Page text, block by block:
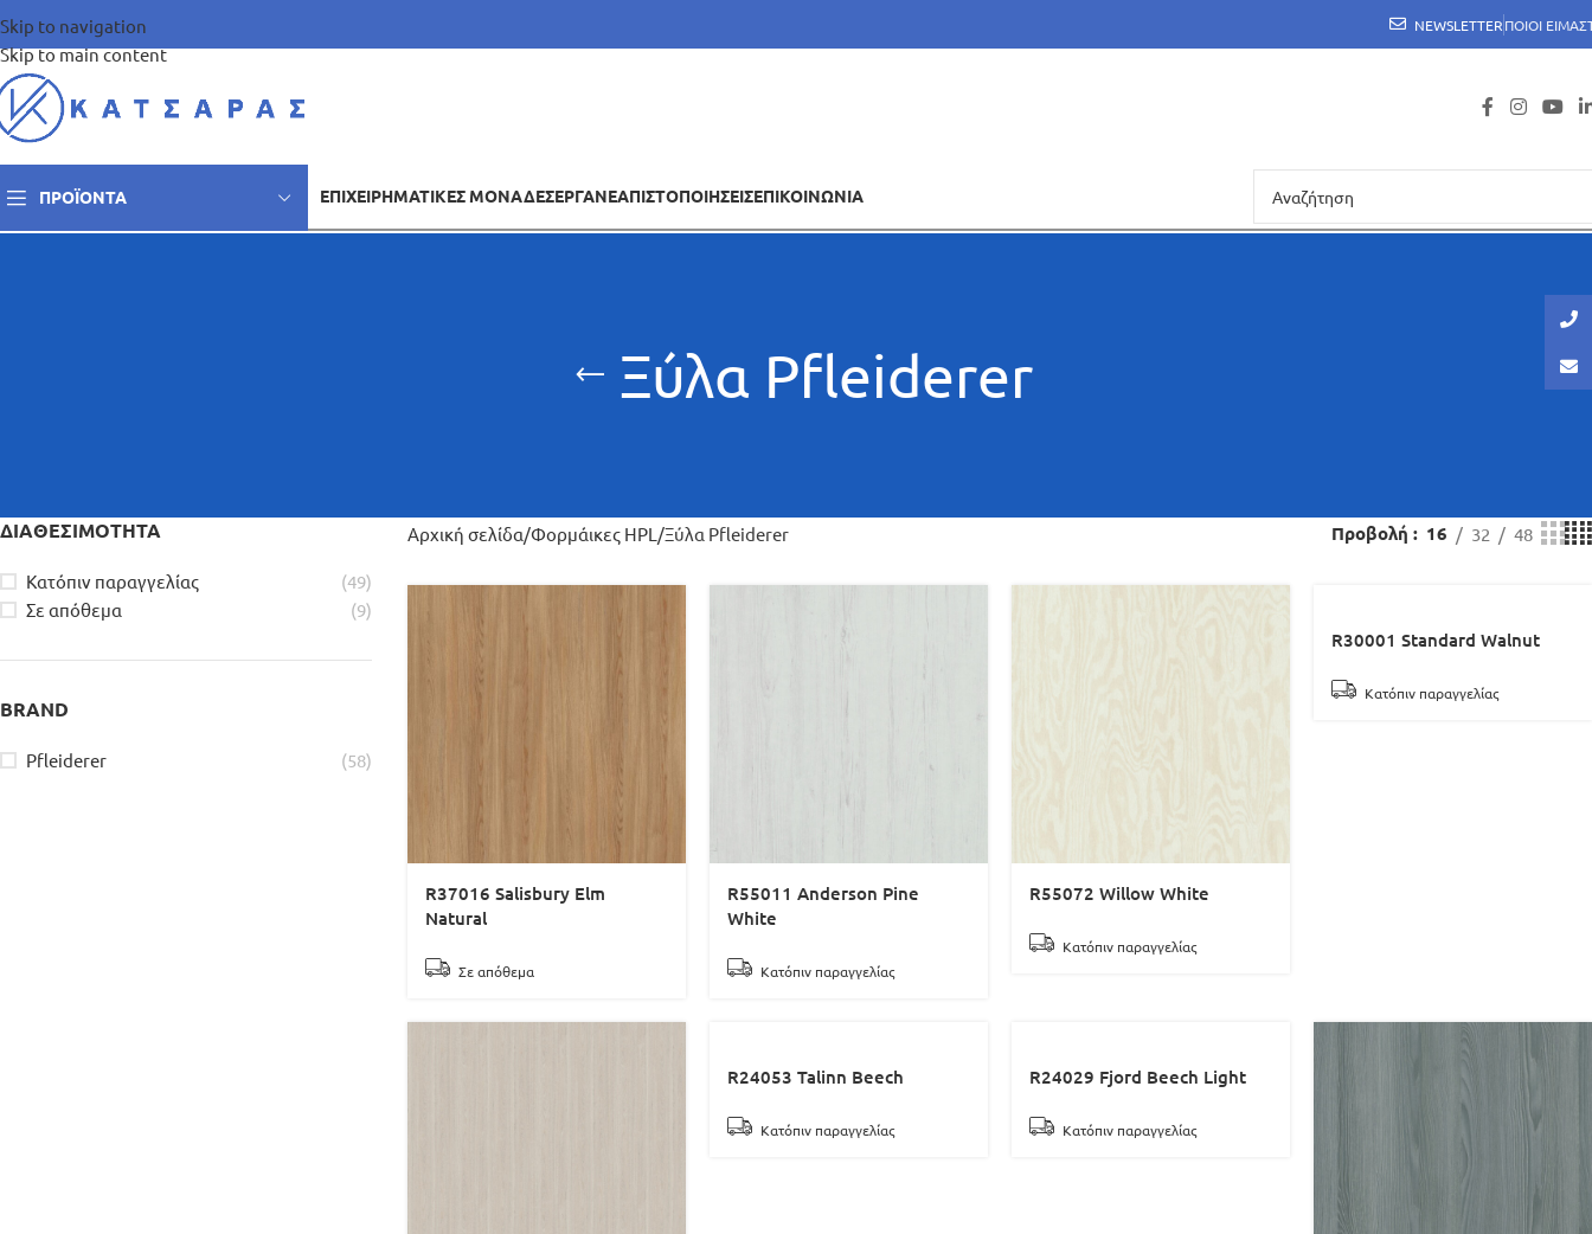
Skip to navigation
Skip to main content
NEWSLETTERΠΟΙΟΙ
ΠΡΟΪΌΝΤΑ ΕΠΙΧΕΙΡΗΜΑΤΙΚΈΣ ΜΟΝΆΔΕΣΕΡΓΑΝΕΑΠΙΣΤΟΠΟΙΗΣΕΙΣΕΠΙΚΟΙΝΩΝΙΑ
Ξύλα Pfleiderer
ΔΙΑΘΕΣΙΜΟΤΗΤΑ
Κατόπιν παραγγελίας
(49)
Σε απόθεμα
(9)
BRAND
Pfleiderer (58)
Αρχική σελίδα Φορμάικες HPL Ξύλα Pfleiderer Προβολή 16 32 48
R37016 Salisbury Elm
Natural
Σε απόθεμα
R55011 Anderson Pine
White
Κατόπιν παραγγελίας
R55072 Willow White
Κατόπιν παραγγελίας
R30001 Standard Walnut
Κατόπιν παραγγελίας
R24053 Talinn Beech
Κατόπιν παραγγελίας
R24029 Fjord Beech Light
Κατόπιν παραγγελίας